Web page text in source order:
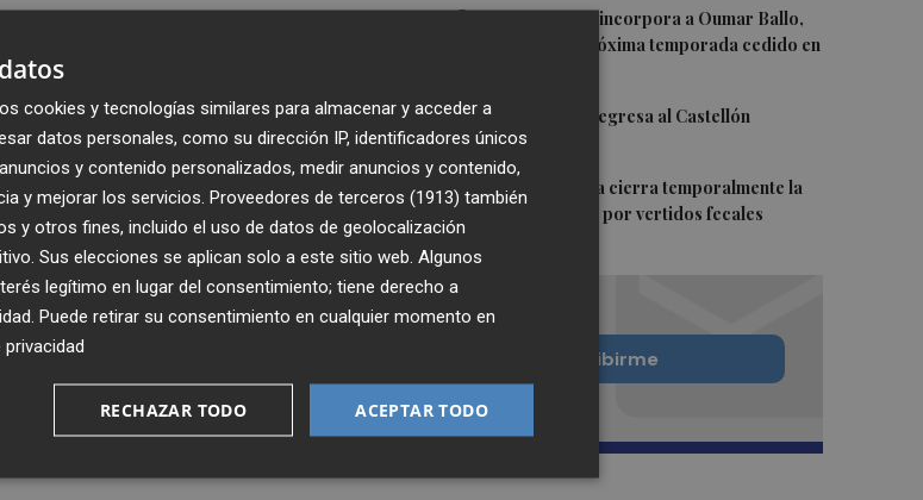
3Valencia Basket incorpora a Oumar Ballo,
que jugará la próxima temporada cedido en
4David Cubillas regresa al Castellón
5 Teulada Moraira cierra temporalmente la
playa del Portet por vertidos fecales
la actualidad de
en tu correo
Quiero suscribirme
cookies y tecnologías similares para almacenar y acceder a
datos personales, como su dirección IP, identificadores únicos
y contenido personalizados, medir anuncios y contenido,
y mejorar los servicios. Proveedores de terceros (1913) también
y otros fines, incluido el uso de datos de geolocalización
Sus elecciones se aplican solo a este sitio web. Algunos
legítimo en lugar del consentimiento; tiene derecho a
. Puede retirar su consentimiento en cualquier momento en
ACEPTAR TODO
RECHAZAR TODO